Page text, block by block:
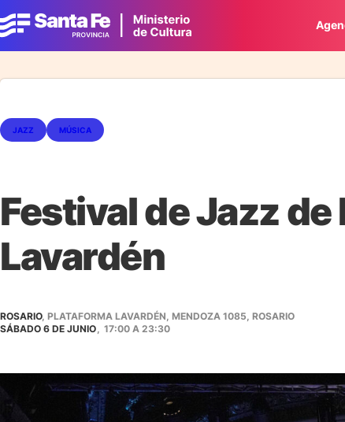
JAZZ MÚSICA
Festival de Jazz
Lavardén
ROSARIO, PLATAFORMA LAVARDÉN, MENDOZA 1085, ROSARIO
SÁBADO 6 DE JUNIO
17:00 A 23:30